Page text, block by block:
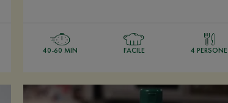
40-60 MIN FACILE 4 PERSONE